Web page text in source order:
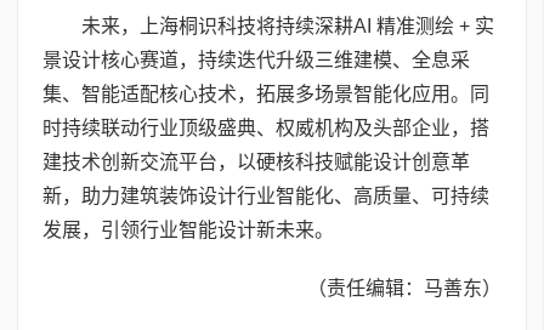
未来，上海桐识科技将持续深耕AI 精准测绘 + 实
景设计核心赛道，持续迭代升级三维建模、全息采
集、智能适配核心技术，拓展多场景智能化应用。同
时持续联动行业顶级盛典、权威机构及头部企业，搭
建技术创新交流平台，以硬核科技赋能设计创意革
新，助力建筑装饰设计行业智能化、高质量、可持续
发展，引领行业智能设计新未来。
（责任编辑：马善东）